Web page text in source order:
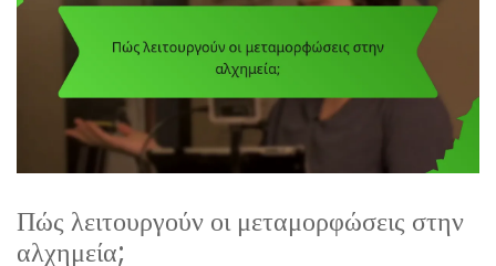
Πώς λειτουργούν οι μεταμορφώσεις στην
αλχημεία;